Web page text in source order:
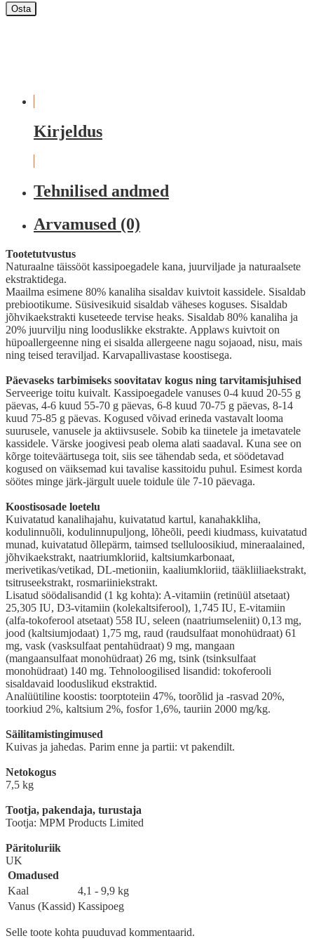
Osta
Kirjeldus
Tehnilised andmed
Arvamused (0)
Tootetutvustus
Naturaalne täissööt kassipoegadele kana, juurviljade ja naturaalsete
ekstraktidega.
Maailma esimene 80% kanaliha sisaldav kuivtoit kassidele. Sisaldab
prebiootikume. Süsivesikuid sisaldab väheses koguses. Sisaldab
jõhvikaekstrakti kuseteede tervise heaks. Sisaldab 80% kanaliha ja
20% juurvilju ning looduslikke ekstrakte. Applaws kuivtoit on
hüpoallergeenne ning ei sisalda allergeene nagu sojaoad, nisu, mais
ning teised teraviljad. Karvapallivastase koostisega.
Päevaseks tarbimiseks soovitatav kogus ning tarvitamisjuhised
Serveerige toitu kuivalt. Kassipoegadele vanuses 0-4 kuud 20-55 g
päevas, 4-6 kuud 55-70 g päevas, 6-8 kuud 70-75 g päevas, 8-14
kuud 75-85 g päevas. Kogused võivad erineda vastavalt looma
suurusele, vanusele ja aktiivsusele. Sobib ka tiinetele ja imetavatele
kassidele. Värske joogivesi peab olema alati saadaval. Kuna see on
kõrge toiteväärtusega toit, siis see tähendab seda, et söödetavad
kogused on väiksemad kui tavalise kassitoidu puhul. Esimest korda
söötes minge järk-järgult uuele toidule üle 7-10 päevaga.
Koostisosade loetelu
Kuivatatud kanalihajahu, kuivatatud kartul, kanahakkliha,
kodulinnuõli, kodulinnupuljong, lõheõli, peedi kiudmass, kuivatatud
munad, kuivatatud õllepärm, taimsed tselluloosikiud, mineraalained,
jõhvikaekstrakt, naatriumkloriid, kaltsiumkarbonaat,
merivetikas/vetikad, DL-metioniin, kaaliumkloriid, tääkliiliaekstrakt,
tsitruseekstrakt, rosmariiniekstrakt.
Lisatud söödalisandid (1 kg kohta): A-vitamiin (retinüül atsetaat)
25,305 IU, D3-vitamiin (kolekaltsiferool), 1,745 IU, E-vitamiin
(alfa-tokoferool atsetaat) 558 IU, seleen (naatriumseleniit) 0,13 mg,
jood (kaltsiumjodaat) 1,75 mg, raud (raudsulfaat monohüdraat) 61
mg, vask (vasksulfaat pentahüdraat) 9 mg, mangaan
(mangaansulfaat monohüdraat) 26 mg, tsink (tsinksulfaat
monohüdraat) 140 mg. Tehnoloogilised lisandid: tokoferooli
sisaldavaid looduslikud ekstraktid.
Analüütiline koostis: toorptoteiin 47%, toorõlid ja -rasvad 20%,
toorkiud 2%, kaltsium 2%, fosfor 1,6%, tauriin 2000 mg/kg.
Säilitamistingimused
Kuivas ja jahedas. Parim enne ja partii: vt pakendilt.
Netokogus
7,5 kg
Tootja, pakendaja, turustaja
Tootja: MPM Products Limited
Päritoluriik
UK
Omadused
Kaal
4,1 - 9,9 kg
Vanus (Kassid) Kassipoeg
Selle toote kohta puuduvad kommentaarid.